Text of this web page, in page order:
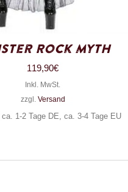
Rock Myth
119,90€
Inkl. MwSt.
zzgl. Versand
ca. 1-2 Tage DE, ca. 3-4 Tage EU